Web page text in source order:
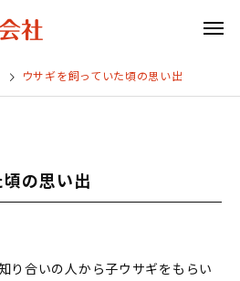
ウサギを飼っていた頃の思い出
の思い出
り合いの人から子ウサギをもらい